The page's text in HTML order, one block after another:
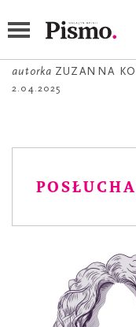
À
autorka ZUZANNA
2.04.2025